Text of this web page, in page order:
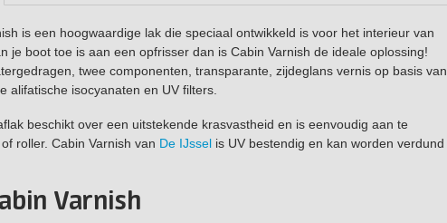
is een hoogwaardige lak die speciaal ontwikkeld is voor het interieur van
je boot toe is aan een opfrisser dan is Cabin Varnish de ideale oplossing!
twee componenten, transparante, zijdeglans vernis op basis van
alifatische isocyanaten en UV filters.
beschikt over een uitstekende krasvastheid en is eenvoudig aan te
roller. Cabin Varnish van De IJssel is UV bestendig en kan worden verdund
Varnish